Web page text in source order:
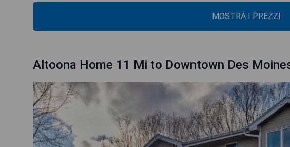
MOSTRA I PREZZI
Altoona Home 11 Mi to Downtown Des